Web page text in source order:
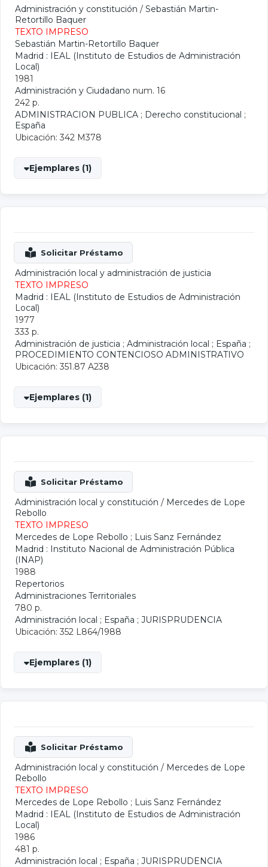
Administración y constitución / Sebastián Martin-
Retortillo Baquer
TEXTO IMPRESO
Sebastián Martin-Retortillo Baquer
Madrid : IEAL (Instituto de Estudios de Administración
Local)
1981
Administración y Ciudadano num. 16
242 p.
ADMINISTRACION PUBLICA ; Derecho constitucional ;
España
Ubicación: 342 M378
Ejemplares (1)
Administración local y administración de justicia
TEXTO IMPRESO
Madrid : IEAL (Instituto de Estudios de Administración
Local)
1977
333 p.
Administración de justicia ; Administración local ; España ;
PROCEDIMIENTO CONTENCIOSO ADMINISTRATIVO
Ubicación: 351.87 A238
Ejemplares (1)
Administración local y constitución / Mercedes de Lope
Rebollo
TEXTO IMPRESO
Mercedes de Lope Rebollo ; Luis Sanz Fernández
Madrid : Instituto Nacional de Administración Pública
(INAP)
1988
Repertorios
Administraciones Territoriales
780 p.
Administración local ; España ; JURISPRUDENCIA
Ubicación: 352 L864/1988
Ejemplares (1)
Administración local y constitución / Mercedes de Lope
Rebollo
TEXTO IMPRESO
Mercedes de Lope Rebollo ; Luis Sanz Fernández
Madrid : IEAL (Instituto de Estudios de Administración
Local)
1986
481 p.
Administración local ; España ; JURISPRUDENCIA